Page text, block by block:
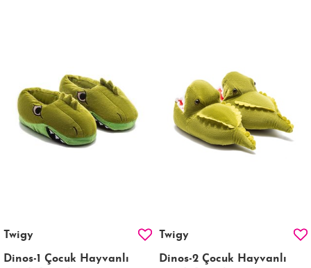
Twigy
Dinos-1 Çocuk Hayvanlı
Twigy
Dinos-2 Çocuk Hayvanlı